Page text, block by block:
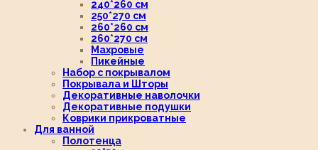
240*260 см
250*270 см
260*260 см
260*270 см
Махровые
Пикейные
Набор с покрывалом
Покрывала и Шторы
Декоративные наволочки
Декоративные подушки
Коврики прикроватные
Для ванной
Полотенца